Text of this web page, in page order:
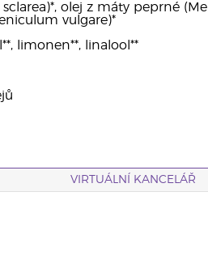
olej z máty peprné
vulgare)*
limonen**, linalool**
VIRTUÁLNÍ KANCELÁŘ